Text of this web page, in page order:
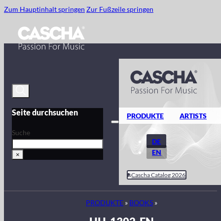
Zum Hauptinhalt springen Zur Fußzeile springen
Seite durchsuchen
Suche
×
PRODUKTE ARTISTS
DE
EN
Cascha Catalog 2026
PRODUKTE » BOOKS »